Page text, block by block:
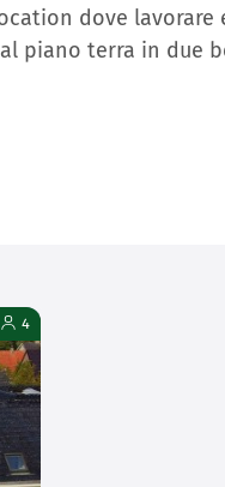
dove lavorare
piano terra in due
4